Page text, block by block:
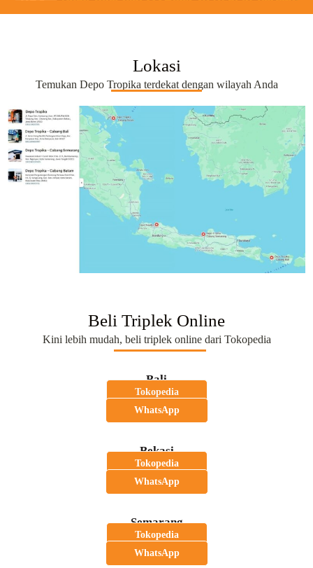
Lokasi
Temukan Depo Tropika terdekat dengan wilayah Anda
Beli Triplek Online
Kini lebih mudah, beli triplek online dari Tokopedia
Bali
Tokopedia
WhatsApp
Bekasi
Tokopedia
WhatsApp
Semarang
Tokopedia
WhatsApp